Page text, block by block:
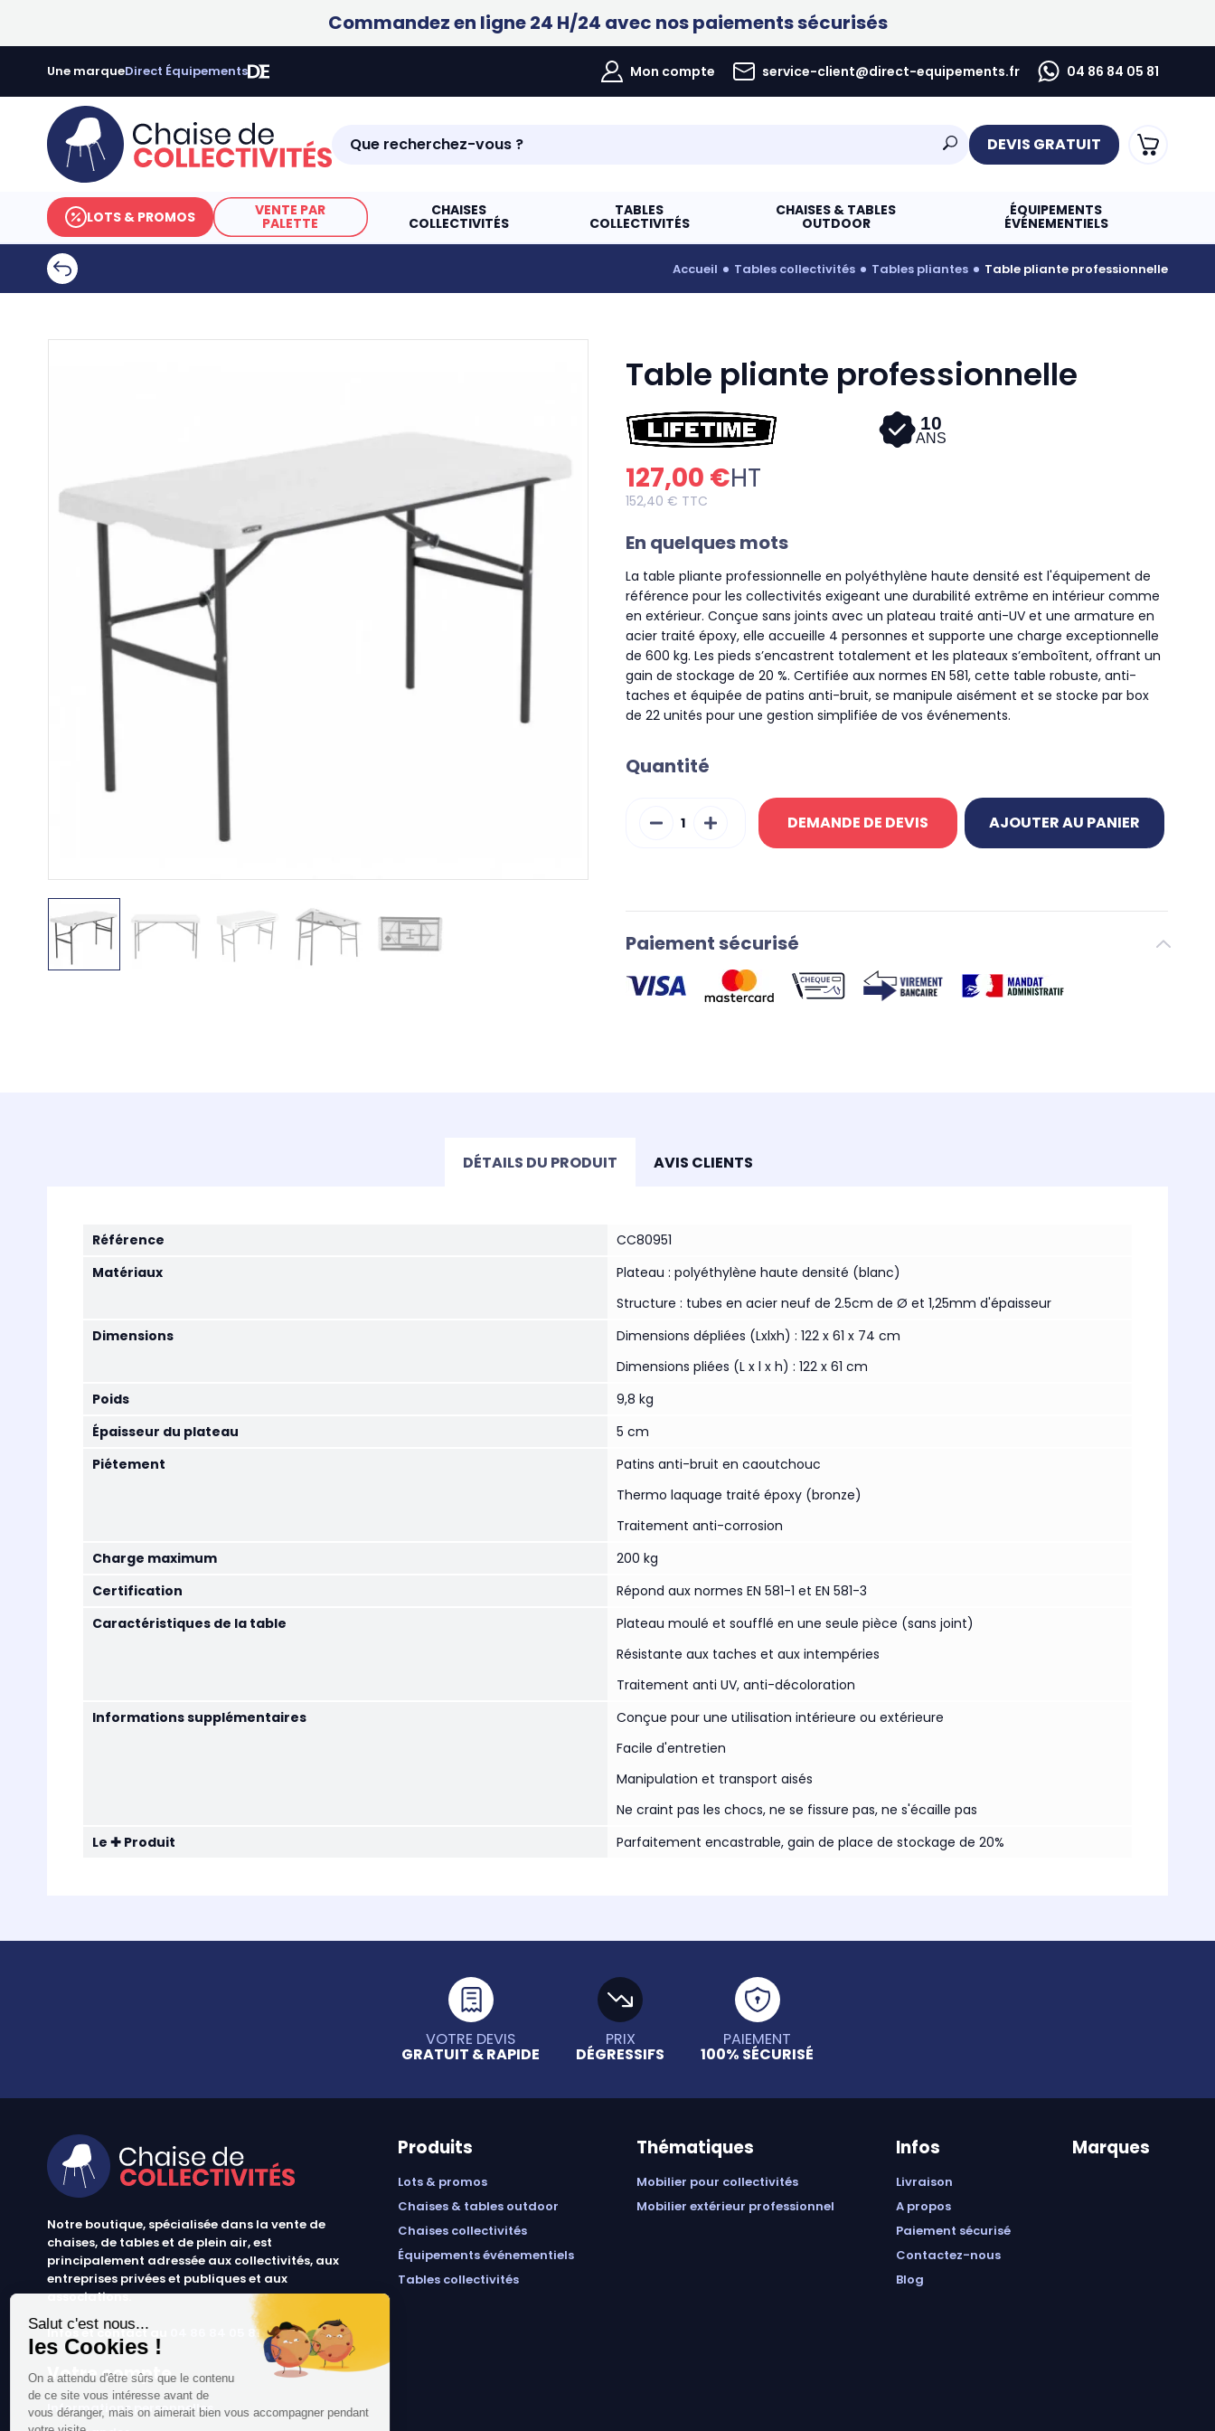
Commandez en ligne 24 H/24 avec nos paiements sécurisés
Une marqueDirect Équipements Mon compte service-client@direct-equipements.fr 04 86 84 05 81
DEVIS GRATUIT
LOTS & PROMOS VENTE PAR
PALETTE
CHAISES
COLLECTIVITÉS
TABLES
COLLECTIVITÉS
CHAISES & TABLES
OUTDOOR
ÉQUIPEMENTS
ÉVÉNEMENTIELS
accueil tables collectivités tables pliantes table pliante professionnelle
Table pliante professionnelle
10
ANS
127,00 €HT
152,40 € TTC
En quelques mots
La table pliante professionnelle en polyéthylène haute densité est l'équipement de
référence pour les collectivités exigeant une durabilité extrême en intérieur comme
en extérieur. Conçue sans joints avec un plateau traité anti-UV et une armature en
acier traité époxy, elle accueille 4 personnes et supporte une charge exceptionnelle
de 600 kg. Les pieds s’encastrent totalement et les plateaux s’emboîtent, offrant un
gain de stockage de 20 %. Certifiée aux normes EN 581, cette table robuste, anti-
taches et équipée de patins anti-bruit, se manipule aisément et se stocke par box
de 22 unités pour une gestion simplifiée de vos événements.
Quantité
DEMANDE DE DEVIS AJOUTER AU PANIER
Paiement sécurisé
DÉTAILS DU PRODUIT AVIS CLIENTS
Référence
CC80951
Matériaux
Plateau : polyéthylène haute densité (blanc)
Structure : tubes en acier neuf de 2.5cm de Ø et 1,25mm d'épaisseur
Dimensions
Dimensions dépliées (Lxlxh) : 122 x 61 x 74 cm
Dimensions pliées (L x l x h) : 122 x 61 cm
Poids
9,8 kg
Épaisseur du plateau
5 cm
Piétement
Patins anti-bruit en caoutchouc
Thermo laquage traité époxy (bronze)
Traitement anti-corrosion
Charge maximum
200 kg
Certification
Répond aux normes EN 581-1 et EN 581-3
Caractéristiques de la table
Plateau moulé et soufflé en une seule pièce (sans joint)
Résistante aux taches et aux intempéries
Traitement anti UV, anti-décoloration
Informations supplémentaires
Conçue pour une utilisation intérieure ou extérieure
Facile d'entretien
Manipulation et transport aisés
Ne craint pas les chocs, ne se fissure pas, ne s'écaille pas
Le ✚ Produit
Parfaitement encastrable, gain de place de stockage de 20%
VOTRE DEVIS
GRATUIT & RAPIDE
PRIX
DÉGRESSIFS
PAIEMENT
100% SÉCURISÉ
Notre boutique, spécialisée dans la vente de
chaises, de tables et de plein air, est
principalement adressée aux collectivités, aux
entreprises privées et publiques et aux
associations.
Infos et contact au 04 86 84 05 81
Produits
lots & promos
chaises & tables outdoor
chaises collectivités
équipements événementiels
tables collectivités
Thématiques
mobilier pour collectivités
mobilier extérieur professionnel
Infos
livraison
a propos
paiement sécurisé
contactez-nous
blog
Marques
Votre compte
informations personnelles